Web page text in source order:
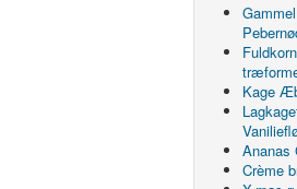
Kage
Ananas
Crème